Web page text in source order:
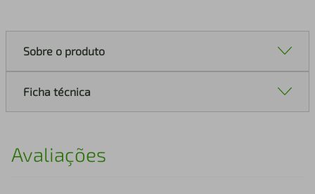
Sobre o produto
Ficha técnica
Avaliações